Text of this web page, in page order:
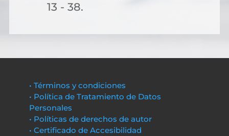
13 - 38.
• Términos y condiciones
• Política de Tratamiento de Datos
Personales
• Políticas de derechos de autor
• Certificado de Accesibilidad